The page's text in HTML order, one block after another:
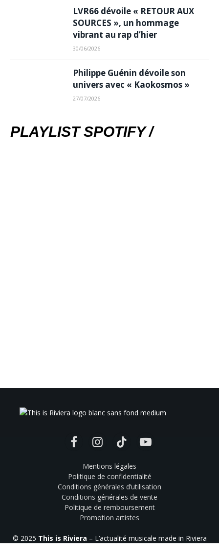
LVR66 dévoile « RETOUR AUX
SOURCES », un hommage
vibrant au rap d’hier
30/06/2026
Philippe Guénin dévoile son
univers avec « Kaokosmos »
27/07/2026
PLAYLIST SPOTIFY /
FacebookInstagramTikTok YouTube
Mentions légales
Politique de confidentialité
Conditions générales d’utilisation
Conditions générales de vente
Politique de remboursement
Promotion artistes
© 2025 This is Riviera – L’actualité musicale made in Riviera